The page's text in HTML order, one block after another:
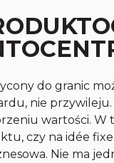
do granic
nie
wartości.
czy naidée fixe
Nie ma